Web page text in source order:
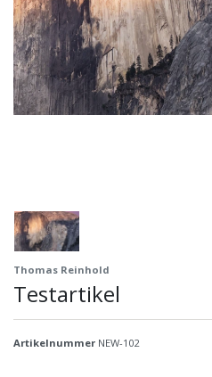
Thomas Reinhold
Testartikel
Artikelnummer NEW-102